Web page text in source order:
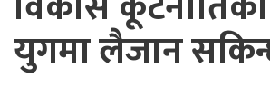
युगमा लैजान